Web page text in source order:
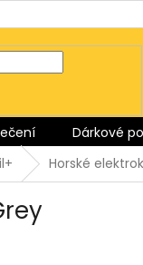
Dárkové
Horské